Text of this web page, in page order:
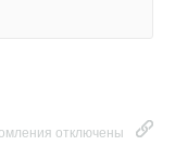
отключены
этого
(Si), мышьяк (As),